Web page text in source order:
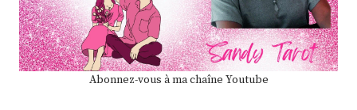
Abonnez-vous à ma chaîne Youtube